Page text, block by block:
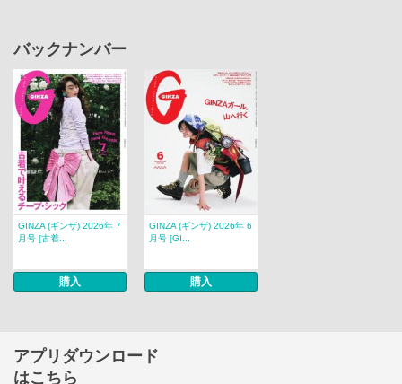
バックナンバー
GINZA (ギンザ) 2026年 7
月号 [古着...
購入
GINZA (ギンザ) 2026年 6
月号 [GI...
購入
アプリダウンロード
はこちら